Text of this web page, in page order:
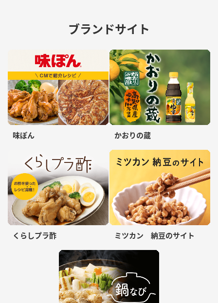
ブランドサイト
味ぽん かおりの蔵
くらしプラ酢 ミツカン 納豆のサイト